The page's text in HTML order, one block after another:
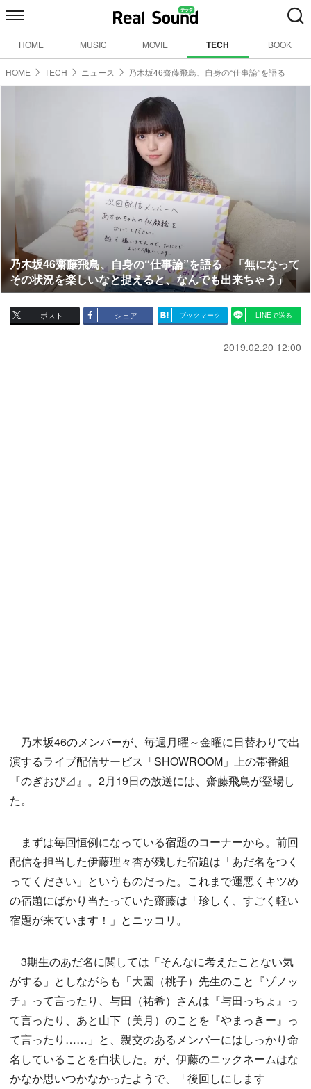
HOME MUSIC MOVIE TECH BOOK
HOME TECH ニュース 乃木坂46齋藤飛鳥、自身の“仕事論”を語る
乃木坂46齋藤飛鳥、自身の“仕事論”を語る 「無になって
その状況を楽しいなと捉えると、なんでも出来ちゃう」
ポスト シェア ブックマーク LINEで送る
2019.02.20 12:00
乃木坂46のメンバーが、毎週月曜～金曜に日替わりで出
演するライブ配信サービス「SHOWROOM」上の帯番組
『のぎおび⊿』。2月19日の放送には、齋藤飛鳥が登場し
た。
まずは毎回恒例になっている宿題のコーナーから。前回
配信を担当した伊藤理々杏が残した宿題は「あだ名をつく
ってください」というものだった。これまで運悪くキツめ
の宿題にばかり当たっていた齋藤は「珍しく、すごく軽い
宿題が来ています！」とニッコリ。
3期生のあだ名に関しては「そんなに考えたことない気
がする」としながらも「大園（桃子）先生のこと『ゾノッ
チ』って言ったり、与田（祐希）さんは『与田っちょ』っ
て言ったり、あと山下（美月）のことを『やまっきー』っ
て言ったり……」と、親交のあるメンバーにはしっかり命
名していることを白状した。が、伊藤のニックネームはな
かなか思いつかなかったようで、「後回しにします